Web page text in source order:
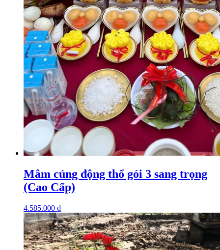
Mâm cúng động thổ gói 3 sang trọng
(Cao Cấp)
4.585.000 ₫